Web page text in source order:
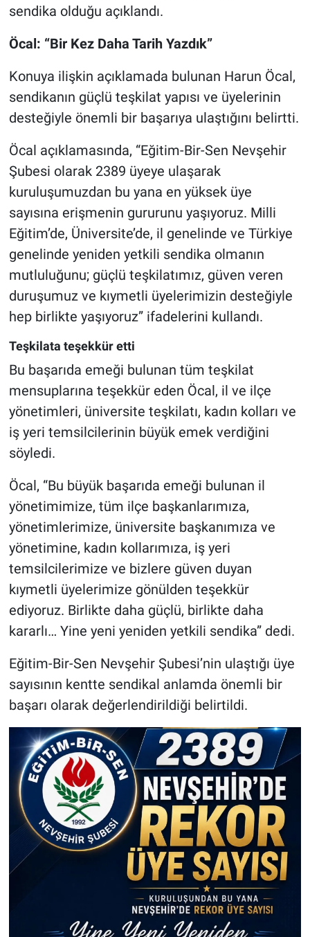
sendika olduğu açıklandı.
Öcal: “Bir Kez Daha Tarih Yazdık”
Konuya ilişkin açıklamada bulunan Harun Öcal,
sendikanın güçlü teşkilat yapısı ve üyelerinin
desteğiyle önemli bir başarıya ulaştığını belirtti.
Öcal açıklamasında, “Eğitim-Bir-Sen Nevşehir
Şubesi olarak 2389 üyeye ulaşarak
kuruluşumuzdan bu yana en yüksek üye
sayısına erişmenin gururunu yaşıyoruz. Milli
Eğitim’de, Üniversite’de, il genelinde ve Türkiye
genelinde yeniden yetkili sendika olmanın
mutluluğunu; güçlü teşkilatımız, güven veren
duruşumuz ve kıymetli üyelerimizin desteğiyle
hep birlikte yaşıyoruz” ifadelerini kullandı.
Teşkilata teşekkür etti
Bu başarıda emeği bulunan tüm teşkilat
mensuplarına teşekkür eden Öcal, il ve ilçe
yönetimleri, üniversite teşkilatı, kadın kolları ve
iş yeri temsilcilerinin büyük emek verdiğini
söyledi.
Öcal, “Bu büyük başarıda emeği bulunan il
yönetimimize, tüm ilçe başkanlarımıza,
yönetimlerimize, üniversite başkanımıza ve
yönetimine, kadın kollarımıza, iş yeri
temsilcilerimize ve bizlere güven duyan
kıymetli üyelerimize gönülden teşekkür
ediyoruz. Birlikte daha güçlü, birlikte daha
kararlı… Yine yeni yeniden yetkili sendika” dedi.
Eğitim-Bir-Sen Nevşehir Şubesi’nin ulaştığı üye
sayısının kentte sendikal anlamda önemli bir
başarı olarak değerlendirildiği belirtildi.
Genel
Asayiş
Kültür - Sanat
Politika
Magazin
Çevre
Haberde İnsan